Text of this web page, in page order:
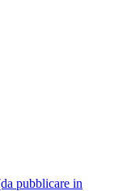
pubblicare in